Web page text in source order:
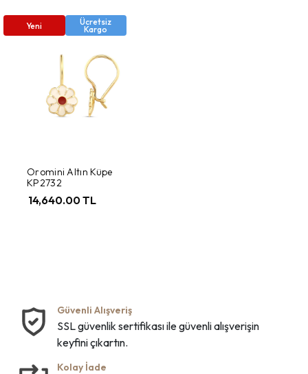
Yeni Ücretsiz
Kargo
Oromini Altın Küpe
KP2732
14,640.00 TL
Güvenli Alışveriş
SSL güvenlik sertifikası ile güvenli alışverişin
keyfini çıkartın.
Kolay İade